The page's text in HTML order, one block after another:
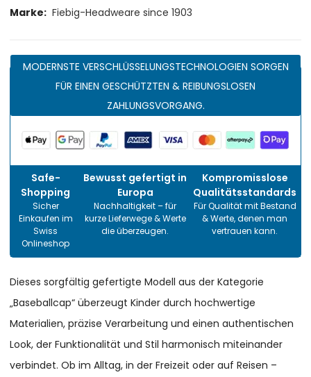
Marke: Fiebig-Headweare since 1903
MODERNSTE VERSCHLÜSSELUNGSTECHNOLOGIEN SORGEN
FÜR EINEN GESCHÜTZTEN & REIBUNGSLOSEN
ZAHLUNGSVORGANG.
Safe-
Shopping
Sicher
Einkaufen im
Swiss
Onlineshop
Bewusst gefertigt in
Europa
Nachhaltigkeit – für
kurze Lieferwege & Werte
die überzeugen.
Kompromisslose
Qualitätsstandards
Für Qualität mit Bestand
& Werte, denen man
vertrauen kann.
Dieses sorgfältig gefertigte Modell aus der Kategorie
„Baseballcap“ überzeugt Kinder durch hochwertige
Materialien, präzise Verarbeitung und einen authentischen
Look, der Funktionalität und Stil harmonisch miteinander
verbindet. Ob im Alltag, in der Freizeit oder auf Reisen –